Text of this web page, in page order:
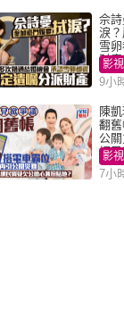
佘
淚
雪卵都遲
財產
影
9小
陳
翻舊帳 搭電車
公
網民
影
7小